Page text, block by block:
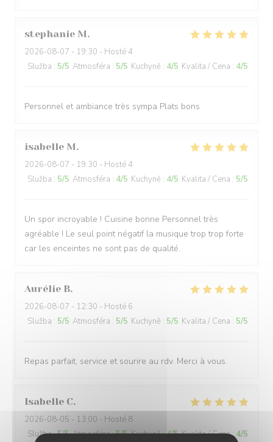
stephanie M
2026-08-07 - 19:30 - Hosté 4
Služba : 5/5 Atmosféra : 5/5 Kuchyně : 4/5 Kvalita / Cena : 4/5
Personnel et ambiance très sympa Plats bons
isabelle M
2026-08-07 - 19:30 - Hosté 4
Služba : 5/5 Atmosféra : 4/5 Kuchyně : 4/5 Kvalita / Cena : 5/5
Un spor incroyable ! Cuisine bonne Personnel très
agréable ! Le seul point négatif la musique trop trop forte
car les enceintes ne sont pas de qualité.
Aurélie B
2026-08-07 - 12:30 - Hosté 6
Služba : 5/5 Atmosféra : 5/5 Kuchyně : 5/5 Kvalita / Cena : 5/5
Repas parfait, service et sourire au rdv. Merci à vous.
Isabelle C
2026-08-05 - 13:00 - Hosté 8
Služba:5/5 Atmosféra:5/5 Kuchyně:4/5 Kvalita / Cena: 4/5